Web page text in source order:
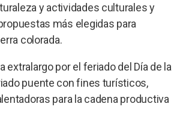
y actividades culturales y
más elegidas para
colorada.
extralargo por el feriado del Día de la
puente con fines turísticos,
para la cadena productiva